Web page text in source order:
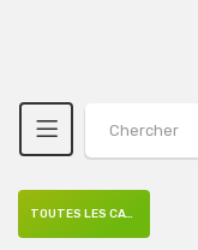
TOUTES LES CATÉGORIES